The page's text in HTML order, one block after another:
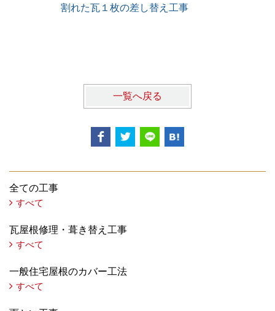
割れた瓦１枚の差し替え工事
一覧へ戻る
全ての工事
すべて
瓦屋根修理・葺き替え工事
すべて
一般住宅屋根のカバー工法
すべて